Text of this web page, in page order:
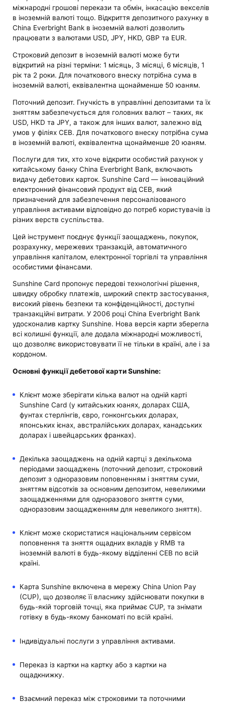
міжнародні грошові перекази та обмін, інкасацію векселів
в іноземній валюті тощо. Відкриття депозитного рахунку в
China Everbright Bank в іноземній валюті дозволить
працювати з валютами USD, JPY, HKD, GBP та EUR.
Строковий депозит в іноземній валюті може бути
відкритий на різні терміни: 1 місяць, 3 місяці, 6 місяців, 1
рік та 2 роки. Для початкового внеску потрібна сума в
іноземній валюті, еквівалентна щонайменше 50 юаням.
Поточний депозит. Гнучкість в управлінні депозитами та їх
зняттям забезпечується для головних валют – таких, як
USD, HKD та JPY, а також для інших валют, залежно від
умов у філіях CEB. Для початкового внеску потрібна сума
в іноземній валюті, еквівалентна щонайменше 20 юаням.
Послуги для тих, хто хоче відкрити особистий рахунок у
китайському банку China Everbright Bank, включають
видачу дебетових карток. Sunshine Card — інноваційний
електронний фінансовий продукт від CEB, який
призначений для забезпечення персоналізованого
управління активами відповідно до потреб користувачів із
різних верств суспільства.
Цей інструмент поєднує функції заощаджень, покупок,
розрахунку, мережевих транзакцій, автоматичного
управління капіталом, електронної торгівлі та управління
особистими фінансами.
Sunshine Card пропонує передові технологічні рішення,
швидку обробку платежів, широкий спектр застосування,
високий рівень безпеки та конфіденційності, доступні
транзакційні витрати. У 2006 році China Everbright Bank
удосконалив картку Sunshine. Нова версія карти зберегла
всі колишні функції, але додала міжнародні можливості,
що дозволяє використовувати її не тільки в країні, але і за
кордоном.
Основні функції дебетової карти Sunshine:
Клієнт може зберігати кілька валют на одній карті
Sunshine Card (у китайських юанях, доларах США,
фунтах стерлінгів, євро, гонконгських доларах,
японських ієнах, австралійських доларах, канадських
доларах і швейцарських франках).
Декілька заощаджень на одній картці з декількома
періодами заощаджень (поточний депозит, строковий
депозит з одноразовим поповненням і зняттям суми,
зняттям відсотків за основним депозитом, невеликими
заощадженнями для одноразового зняття суми,
одноразовим заощадженням для невеликого зняття).
Клієнт може скористатися національним сервісом
поповнення та зняття ощадних вкладів у RMB та
іноземній валюті в будь-якому відділенні CEB по всій
країні.
Карта Sunshine включена в мережу China Union Pay
(CUP), що дозволяє її власнику здійснювати покупки в
будь-якій торговій точці, яка приймає CUP, та знімати
готівку в будь-якому банкоматі по всій країні.
Індивідуальні послуги з управління активами.
Переказ із картки на картку або з картки на
ощадкнижку.
Взаємний переказ між строковими та поточними